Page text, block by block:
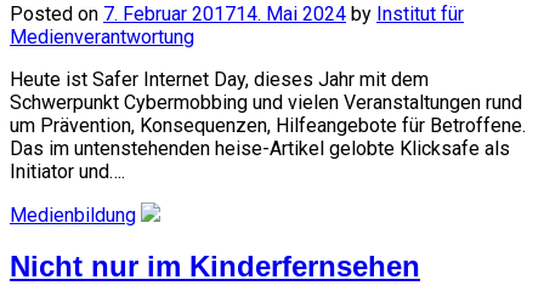
Posted on 7. Februar 201714. Mai 2024 by Institut für
Medienverantwortung
Heute ist Safer Internet Day, dieses Jahr mit dem
Schwerpunkt Cybermobbing und vielen Veranstaltungen rund
um Prävention, Konsequenzen, Hilfeangebote für Betroffene.
Das im untenstehenden heise-Artikel gelobte Klicksafe als
Initiator und….
Medienbildung
Nicht nur im Kinderfernsehen